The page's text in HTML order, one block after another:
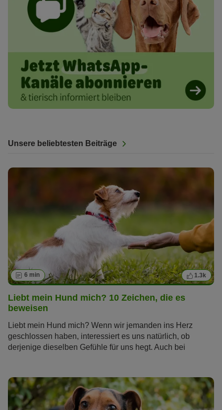
Unsere beliebtesten Beiträge
6 min 1.3k
Liebt mein Hund mich? 10 Zeichen, die es
beweisen
Liebt mein Hund mich? Wenn wir jemanden ins Herz
geschlossen haben, interessiert es uns natürlich, ob
derjenige dieselben Gefühle für uns hegt. Auch bei
Welche das sind, erfahren Sie im Artikel.